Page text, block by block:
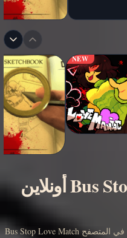
NEW
العب Bus Stop Love Match أونلاين